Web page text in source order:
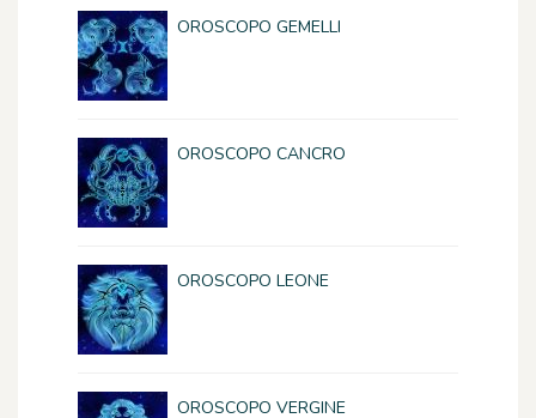
OROSCOPO GEMELLI
OROSCOPO CANCRO
OROSCOPO LEONE
OROSCOPO VERGINE